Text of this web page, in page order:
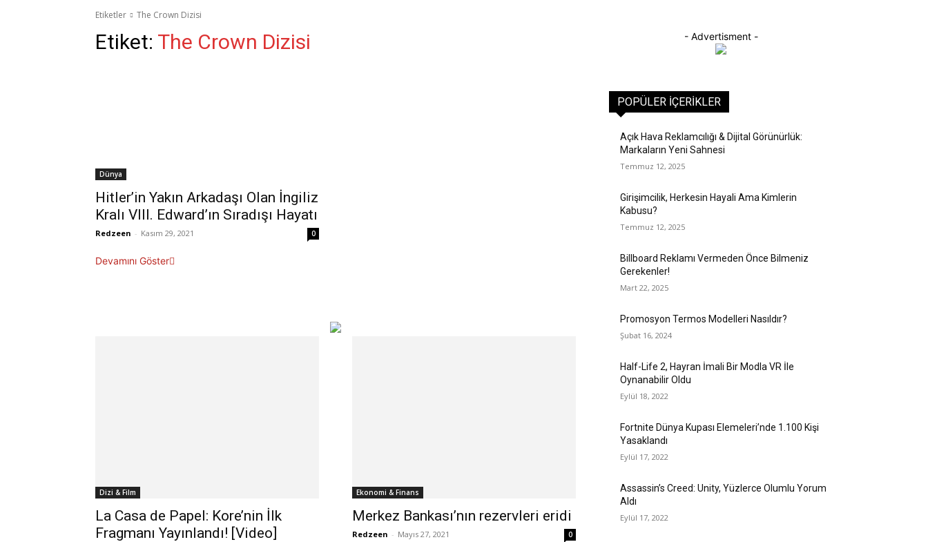
Etiketler The Crown Dizisi
Etiket: The Crown Dizisi
Dünya
Hitler’in Yakın Arkadaşı Olan İngiliz
Kralı VIII. Edward’ın Sıradışı Hayatı
Redzeen - Kasım 29, 2021 0
Devamını Göster
Dizi & Film
La Casa de Papel: Kore’nin İlk
Fragmanı Yayınlandı! [Video]
Ekonomi & Finans
Merkez Bankası’nın rezervleri eridi
Redzeen - Mayıs 27, 2021 0
- Advertisment -
POPÜLER İÇERIKLER
Açık Hava Reklamcılığı & Dijital Görünürlük:
Markaların Yeni Sahnesi
Temmuz 12, 2025
Girişimcilik, Herkesin Hayali Ama Kimlerin
Kabusu?
Temmuz 12, 2025
Billboard Reklamı Vermeden Önce Bilmeniz
Gerekenler!
Mart 22, 2025
Promosyon Termos Modelleri Nasıldır?
Şubat 16, 2024
Half-Life 2, Hayran İmali Bir Modla VR İle
Oynanabilir Oldu
Eylül 18, 2022
Fortnite Dünya Kupası Elemeleri’nde 1.100 Kişi
Yasaklandı
Eylül 17, 2022
Assassin’s Creed: Unity, Yüzlerce Olumlu Yorum
Aldı
Eylül 17, 2022